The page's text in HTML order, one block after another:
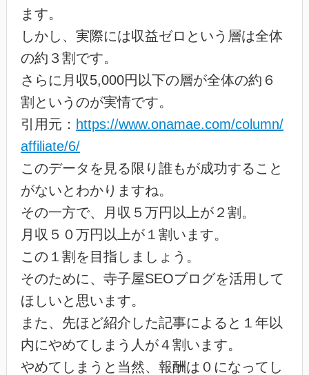
ます。
しかし、実際には収益ゼロという層は全体
の約３割です。
さらに月収5,000円以下の層が全体の約６
割というのが実情です。
引用元： https://www.onamae.com/column/
affiliate/6/
このデータを見る限り誰もが成功すること
がないとわかりますね。
その一方で、月収５万円以上が２割。
月収５０万円以上が１割います。
この１割を目指しましょう。
そのために、寺子屋SEOブログを活用して
ほしいと思います。
また、先ほど紹介した記事によると１年以
内にやめてしまう人が４割います。
やめてしまうと当然、報酬は０になってし